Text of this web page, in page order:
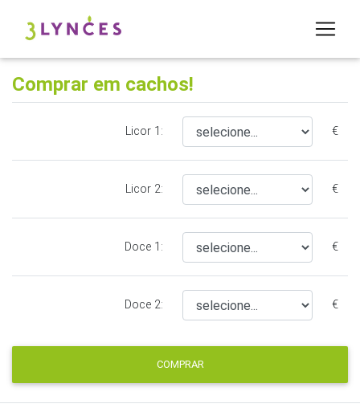
Comprar em cachos!
Licor 1: €
Licor 2: €
Doce 1: €
Doce 2: €
COMPRAR